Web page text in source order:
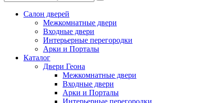
Салон дверей
Межкомнатные двери
Входные двери
Интерьерные перегородки
Арки и Порталы
Каталог
Двери Геона
Межкомнатные двери
Входные двери
Арки и Порталы
Интерьерные перегородки